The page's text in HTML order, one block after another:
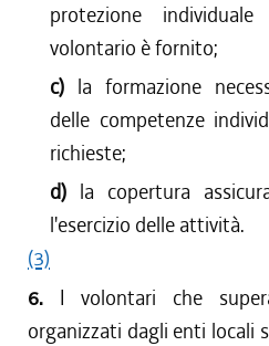
protezione
volontario è fornito;
c) la formazione
delle competenze
richieste;
d) la copertura
l'esercizio delle attività.
(3)
6. I volontari che
organizzati dagli enti locali